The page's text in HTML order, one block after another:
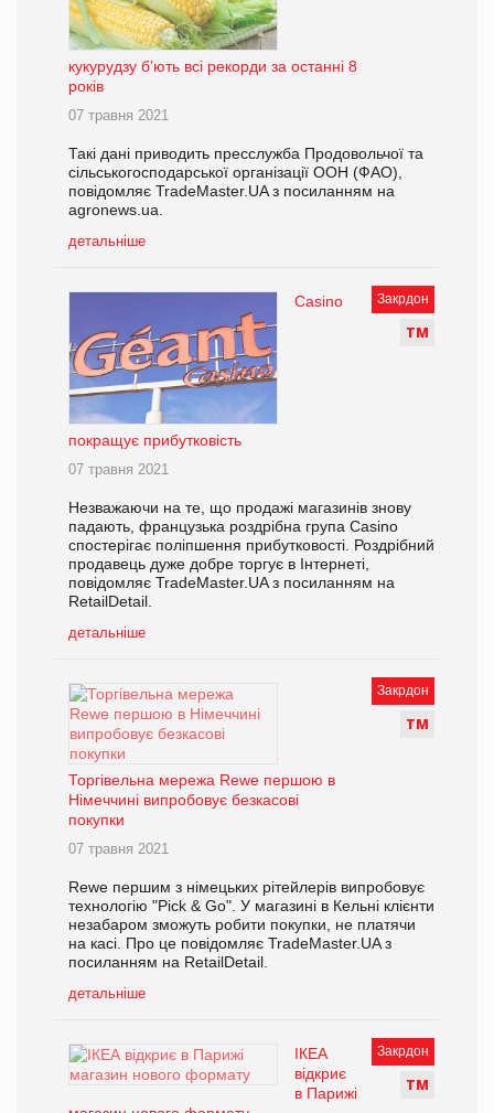
кукурудзу б’ють всі рекорди за останні 8
років
07 травня 2021
Такі дані приводить пресслужба Продовольчої та
сільськогосподарської організації ООН (ФАО),
повідомляє TradeMaster.UA з посиланням на
agronews.ua.
детальніше
Закрдон
ТМ
Casino
покращує прибутковість
07 травня 2021
Незважаючи на те, що продажі магазинів знову
падають, французька роздрібна група Casino
спостерігає поліпшення прибутковості. Роздрібний
продавець дуже добре торгує в Інтернеті,
повідомляє TradeMaster.UA з посиланням на
RetailDetail.
детальніше
Закрдон
ТМ
Торгівельна мережа Rewe першою в
Німеччині випробовує безкасові
покупки
07 травня 2021
Rewe першим з німецьких рітейлерів випробовує
технологію "Pick & Go". У магазині в Кельні клієнти
незабаром зможуть робити покупки, не платячи
на касі. Про це повідомляє TradeMaster.UA з
посиланням на RetailDetail.
детальніше
Закрдон
ТМ
ІКЕА
відкриє
в Парижі